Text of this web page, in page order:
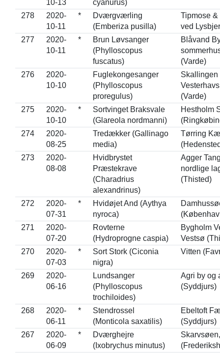
10-13
cyanurus)
278
2020-
10-11
*
Dværgværling
(Emberiza pusilla)
Tipmose &
ved
277
2020-
10-11
*
Brun Løvsanger
(Phylloscopus
fuscatus)
Blåvand
(Varde)
276
2020-
10-10
Fuglekongesanger
(Phylloscopus
proregulus)
Skallingen
(Varde)
275
2020-
10-10
*
Sortvinget Braksvale
(Glareola nordmanni)
Hestholm
274
2020-
08-25
Tredækker (Gallinago
media)
Tørring
273
2020-
08-08
Hvidbrystet
Præstekrave
(Charadrius
alexandrinus)
Agger
nordlige
(Thisted)
272
2020-
07-31
*
Hvidøjet And (Aythya
nyroca)
271
2020-
07-20
Rovterne
(Hydroprogne caspia)
Bygholm
Vestsø
270
2020-
07-03
*
Sort Stork (Ciconia
nigra)
Vitten
269
2020-
06-16
Lundsanger
(Phylloscopus
trochiloides)
Agri by og
(Syddjurs)
268
2020-
06-11
*
Stendrossel
(Monticola saxatilis)
Ebeltoft
(Syddjurs)
267
2020-
06-09
*
Dværghejre
(Ixobrychus minutus)